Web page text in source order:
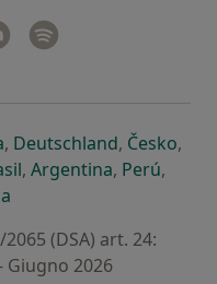
nuova scheda
in una nuova scheda
Linkedin
si apre in una nuova
scheda
in una nuova scheda
si apre in una nuova
, Deutschlandsi apre in
, Českosi
,
scheda
nuova scheda
in una nuova scheda
si apre in una nuova
, Argentinasi apre in
, Perúsi
,
2065 (DSA) art. 24:
Giugno 2026